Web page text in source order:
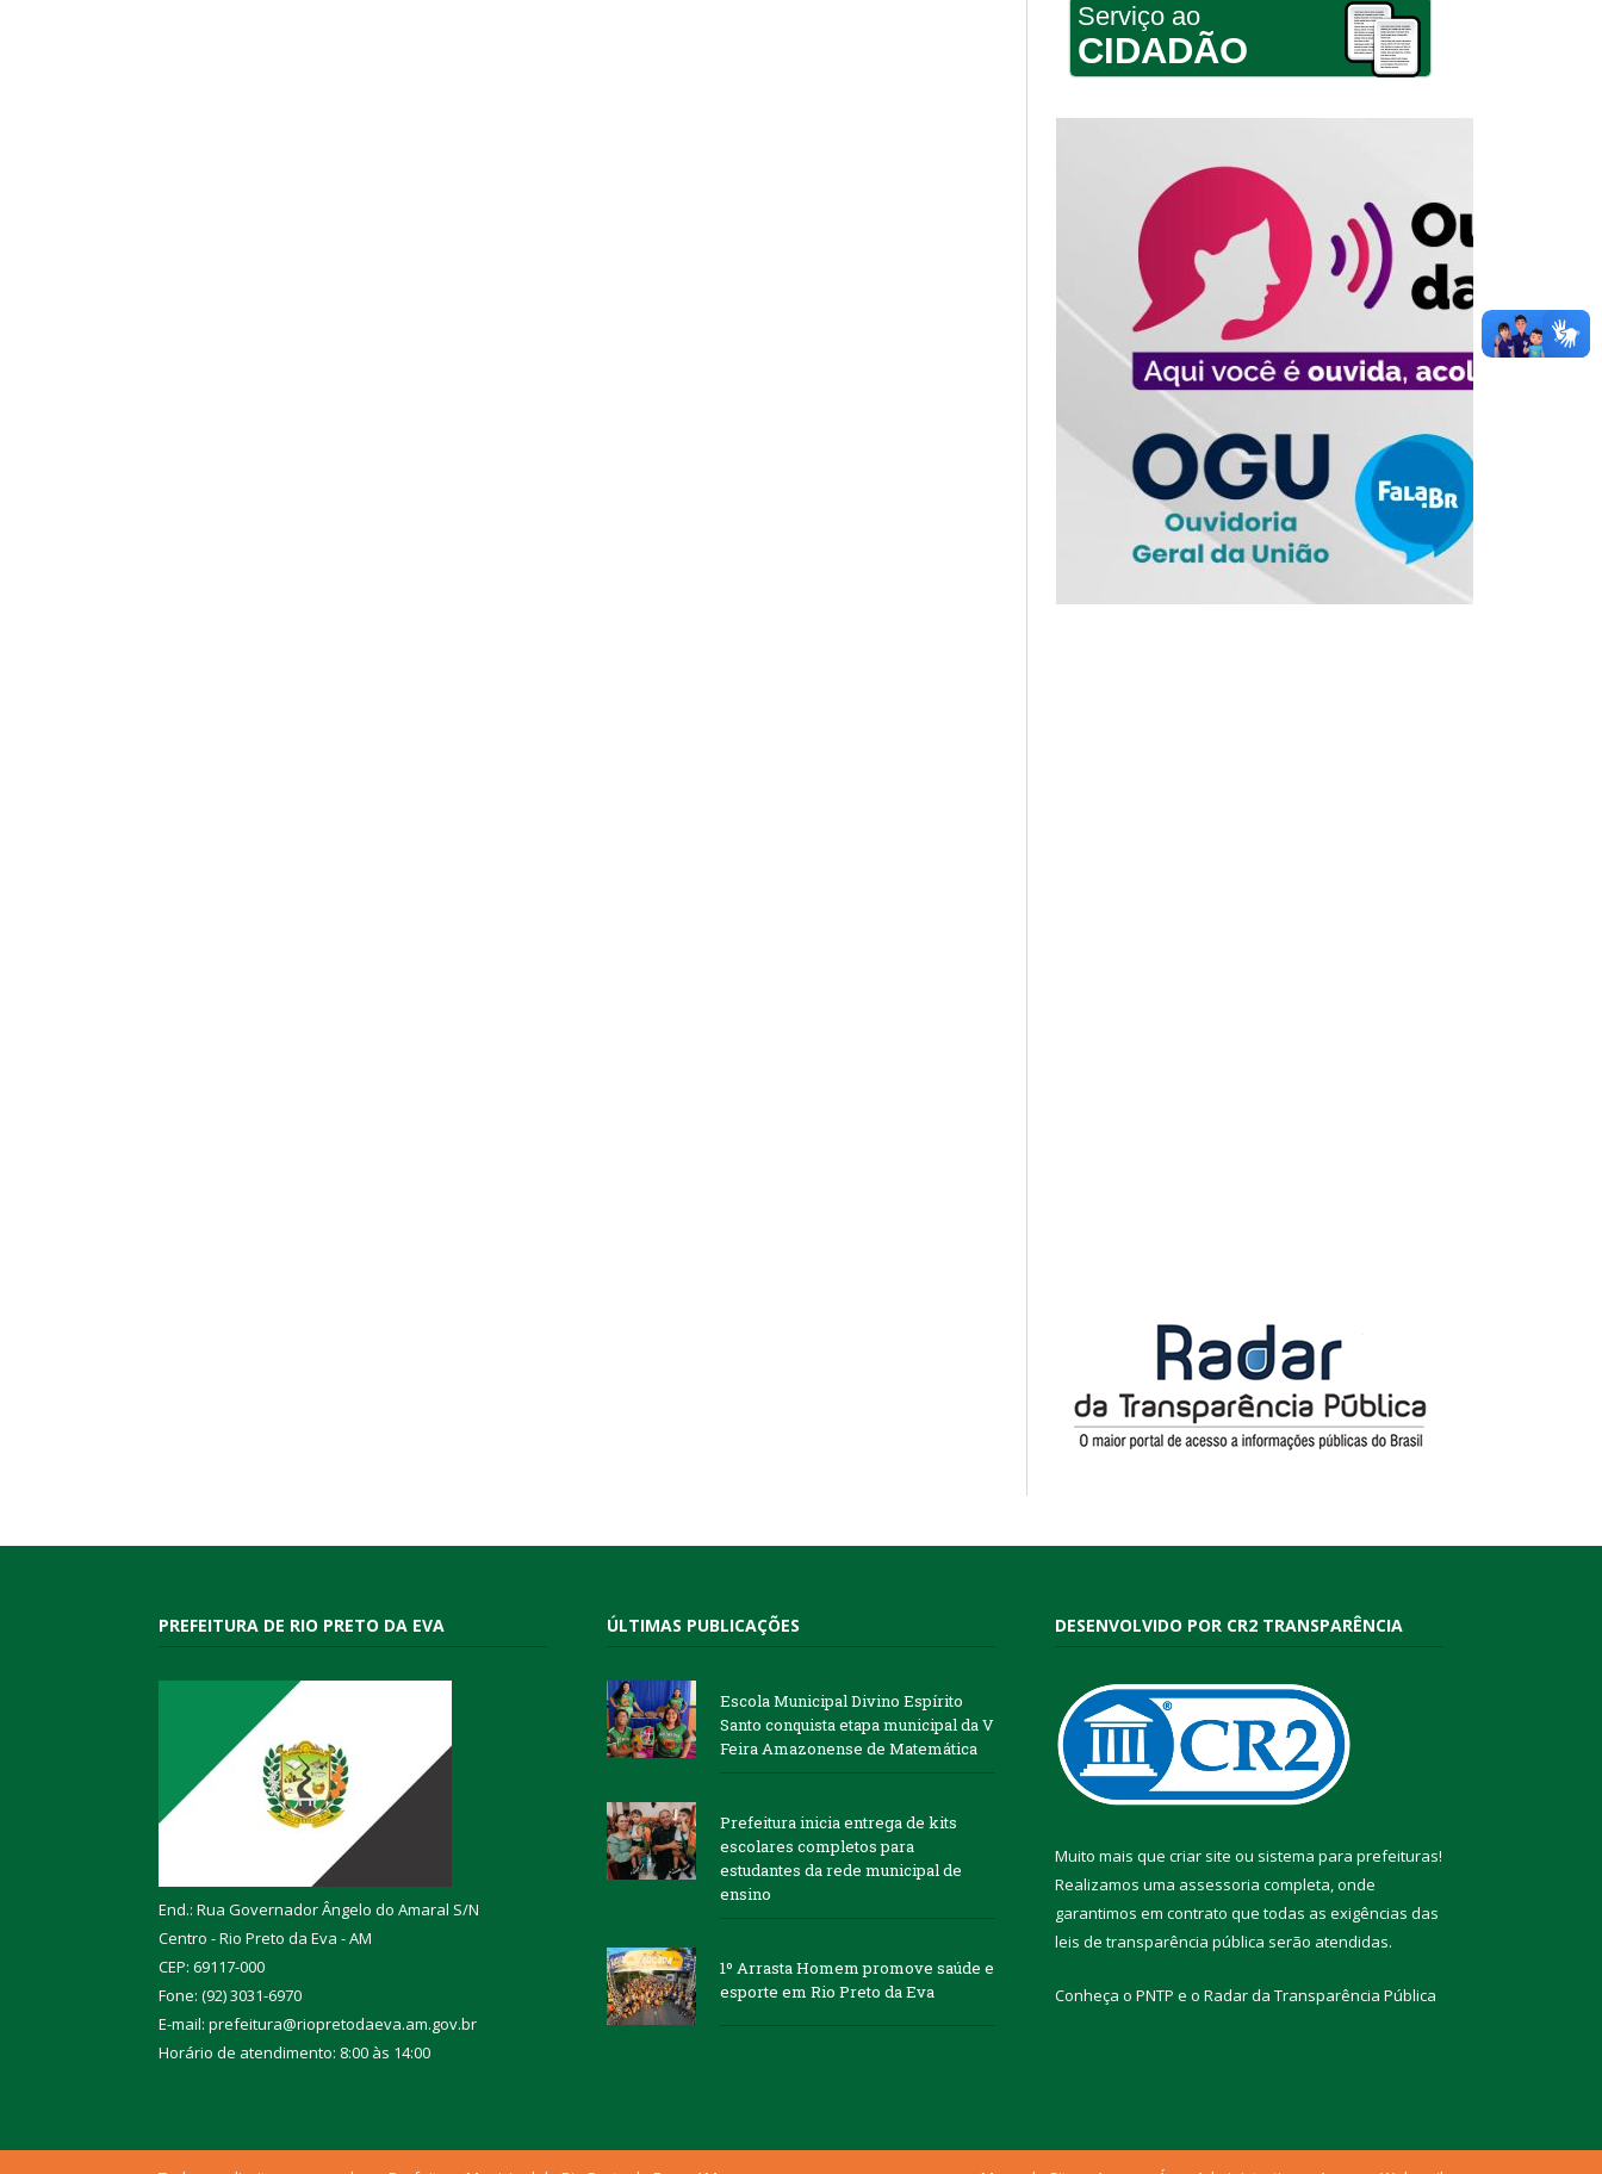
Serviço ao
CIDADÃO
PREFEITURA DE RIO PRETO DA EVA
End.: Rua Governador Ângelo do Amaral S/N
Centro - Rio Preto da Eva - AM
CEP: 69117-000
Fone: (92) 3031-6970
E-mail: prefeitura@riopretodaeva.am.gov.br
Horário de atendimento: 8:00 às 14:00
ÚLTIMAS PUBLICAÇÕES
Escola Municipal Divino Espírito
Santo conquista etapa municipal da V
Feira Amazonense de Matemática
Prefeitura inicia entrega de kits
escolares completos para
estudantes da rede municipal de
ensino
1º Arrasta Homem promove saúde e
esporte em Rio Preto da Eva
DESENVOLVIDO POR CR2 TRANSPARÊNCIA
Muito mais que criar site ou sistema para prefeituras!
Realizamos uma assessoria completa, onde
garantimos em contrato que todas as exigências das
leis de transparência pública serão atendidas.
Conheça o PNTP e o Radar da Transparência Pública